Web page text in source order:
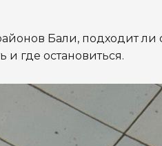
Бали, подходит ли
и где остановиться.